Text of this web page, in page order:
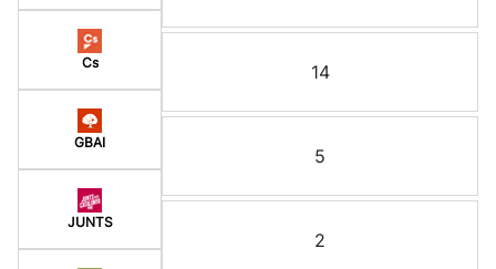
Cs
GBAI
JUNTS
14
5
2